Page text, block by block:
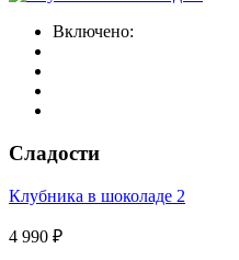
Включено:
Сладости
Клубника в шоколаде 2
4 990 ₽